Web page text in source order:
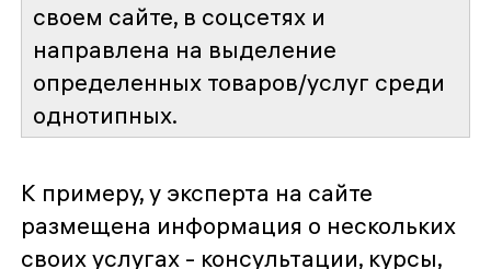
своем сайте, в соцсетях и
направлена на выделение
определенных товаров/услуг среди
однотипных.
К примеру, у эксперта на сайте
размещена информация о нескольких
своих услугах - консультации, курсы,